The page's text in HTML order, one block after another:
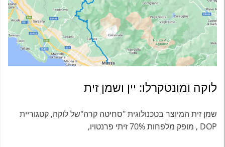
לוקה ומונטקרלו: יין ושמן זית
שמן זית המיוצר בטכנולוגית "סחיטה קרה"של לוקה, קטגוריית
DOP , מופק מלפחות 70% זיתי פרנטויו,